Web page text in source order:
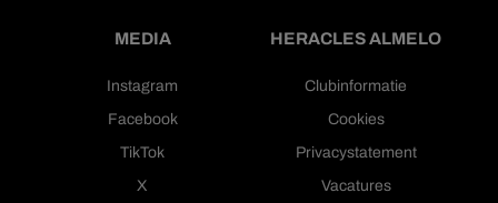
MEDIA
Instagram
Facebook
TikTok
X
HERACLES ALMELO
Clubinformatie
Cookies
Privacystatement
Vacatures